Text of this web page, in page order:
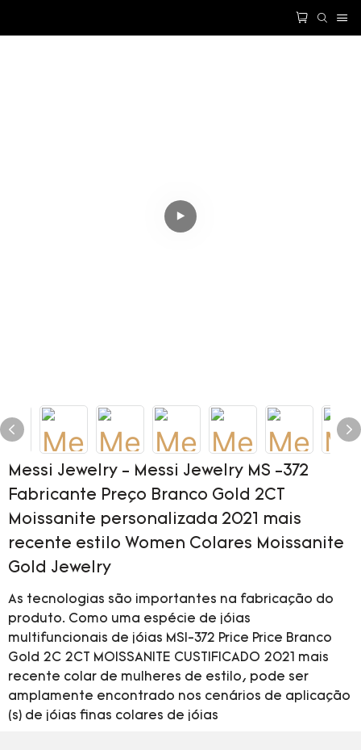
Messi Jewelry - Messi Jewelry MS -372
Fabricante Preço Branco Gold 2CT
Moissanite personalizada 2021 mais
recente estilo Women Colares Moissanite
Gold Jewelry
As tecnologias são importantes na fabricação do
produto. Como uma espécie de jóias
multifuncionais de jóias MSI-372 Price Price Branco
Gold 2C 2CT MOISSANITE CUSTIFICADO 2021 mais
recente colar de mulheres de estilo, pode ser
amplamente encontrado nos cenários de aplicação
(s) de jóias finas colares de jóias